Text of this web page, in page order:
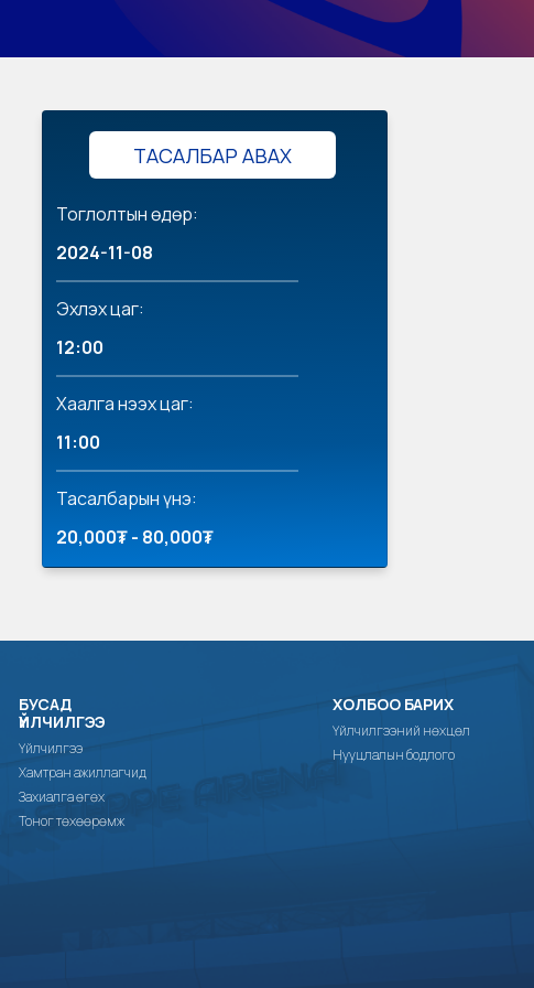
ТАСАЛБАР АВАХ
Тоглолтын өдөр:
2024-11-08
Эхлэх цаг:
12:00
Хаалга нээх цаг:
11:00
Тасалбарын үнэ:
20,000₮ - 80,000₮
БУСАД
ҮЙЛЧИЛГЭЭ
Үйлчилгээ
Хамтран ажиллагчид
Захиалга өгөх
Тоног төхөөрөмж
ХОЛБОО БАРИХ
Үйлчилгээний нөхцөл
Нууцлалын бодлого